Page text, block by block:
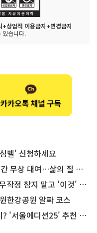
상업적 이용금지+변경금지
있습니다.
벨' 신청하세요
상 대여…삶의 질 높인다
지 말고 '이것' 해보세요!
한강공원 알짜 코스
울에디션25' 추천 코스